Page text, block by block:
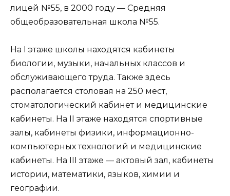
лицей №55, в 2000 году — Средняя
общеобразовательная школа №55.
На I этаже школы находятся кабинеты
биологии, музыки, начальных классов и
обслуживающего труда. Также здесь
располагается столовая на 250 мест,
стоматологический кабинет и медицинские
кабинеты. На II этаже находятся спортивные
залы, кабинеты физики, информационно-
компьютерных технологий и медицинские
кабинеты. На III этаже — актовый зал, кабинеты
истории, математики, языков, химии и
географии.